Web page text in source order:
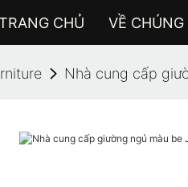
CHỦ VỀ CHÚNG
Nhà cung cấp